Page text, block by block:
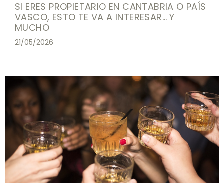
SI ERES PROPIETARIO EN CANTABRIA O PAÍS
VASCO, ESTO TE VA A INTERESAR… Y
MUCHO
21/05/2026